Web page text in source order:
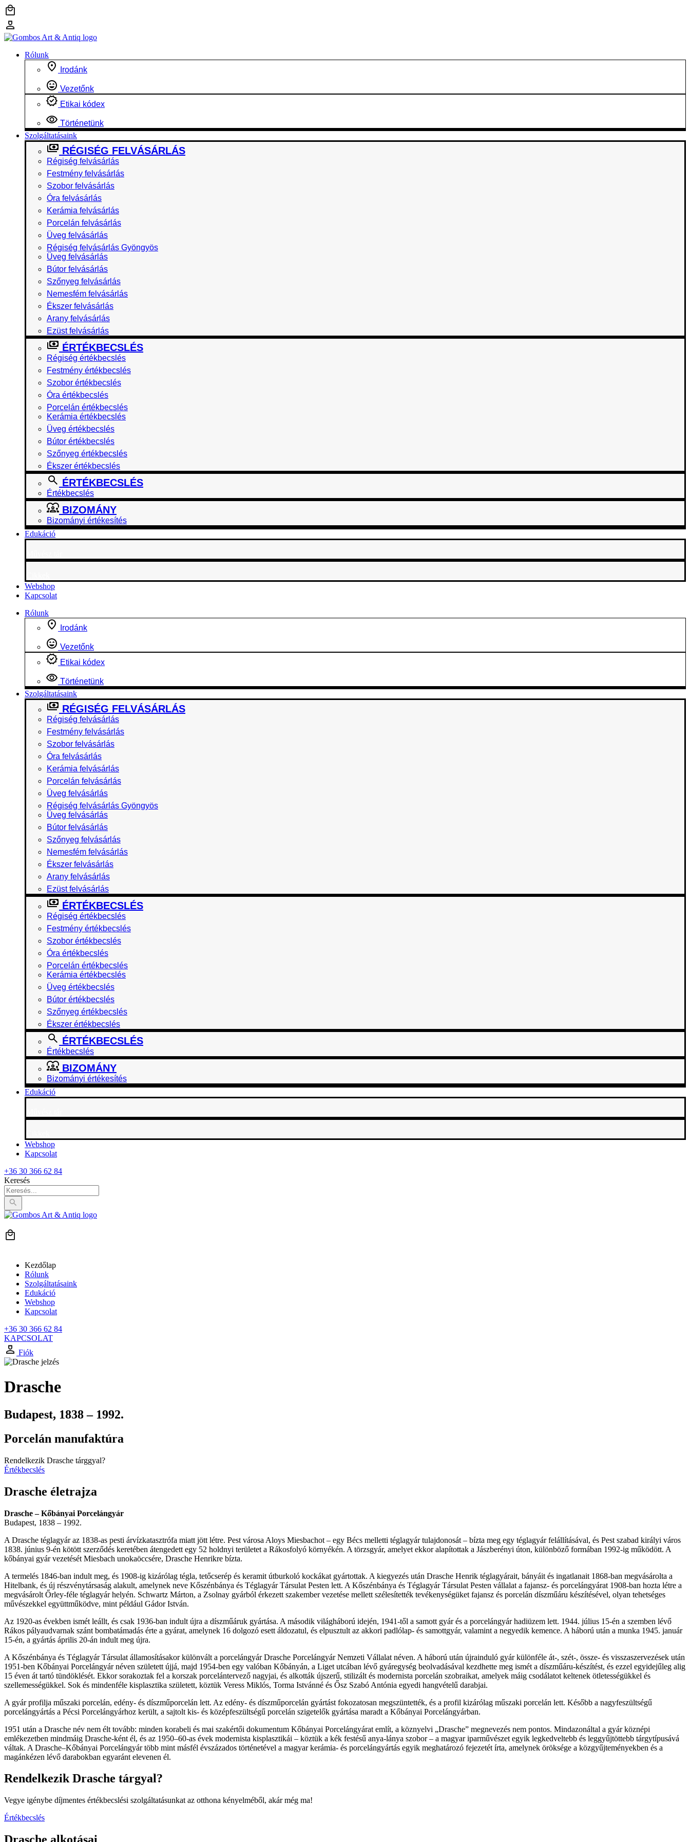
Ugrás
a
tartalomhoz
Rólunk
Irodánk
Vezetőnk
Etikai kódex
Történetünk
Szolgáltatásaink
RÉGISÉG FELVÁSÁRLÁS
Régiség felvásárlás
Festmény felvásárlás
Szobor felvásárlás
Óra felvásárlás
Kerámia felvásárlás
Porcelán felvásárlás
Üveg felvásárlás
Régiség felvásárlás Gyöngyös
Üveg felvásárlás
Bútor felvásárlás
Szőnyeg felvásárlás
Nemesfém felvásárlás
Ékszer felvásárlás
Arany felvásárlás
Ezüst felvásárlás
ÉRTÉKBECSLÉS
Régiség értékbecslés
Festmény értékbecslés
Szobor értékbecslés
Óra értékbecslés
Porcelán értékbecslés
Kerámia értékbecslés
Üveg értékbecslés
Bútor értékbecslés
Szőnyeg értékbecslés
Ékszer értékbecslés
ÉRTÉKBECSLÉS
Értékbecslés
BIZOMÁNY
Bizományi értékesítés
Edukáció
Webshop
Kapcsolat
Rólunk
Irodánk
Vezetőnk
Etikai kódex
Történetünk
Szolgáltatásaink
RÉGISÉG FELVÁSÁRLÁS
Régiség felvásárlás
Festmény felvásárlás
Szobor felvásárlás
Óra felvásárlás
Kerámia felvásárlás
Porcelán felvásárlás
Üveg felvásárlás
Régiség felvásárlás Gyöngyös
Üveg felvásárlás
Bútor felvásárlás
Szőnyeg felvásárlás
Nemesfém felvásárlás
Ékszer felvásárlás
Arany felvásárlás
Ezüst felvásárlás
ÉRTÉKBECSLÉS
Régiség értékbecslés
Festmény értékbecslés
Szobor értékbecslés
Óra értékbecslés
Porcelán értékbecslés
Kerámia értékbecslés
Üveg értékbecslés
Bútor értékbecslés
Szőnyeg értékbecslés
Ékszer értékbecslés
ÉRTÉKBECSLÉS
Értékbecslés
BIZOMÁNY
Bizományi értékesítés
Edukáció
Webshop
Kapcsolat
+36 30 366 62 84
Keresés
Kezdőlap
Rólunk
Szolgáltatásaink
Edukáció
Webshop
Kapcsolat
+36 30 366 62 84
KAPCSOLAT
Fiók
Drasche
Budapest, 1838 – 1992.
Porcelán manufaktúra
Rendelkezik Drasche tárggyal?
Értékbecslés
Drasche életrajza
Drasche – Kőbányai Porcelángyár
Budapest, 1838 – 1992.
A Drasche téglagyár az 1838-as pesti árvízkatasztrófa miatt jött létre. Pest városa Aloys Miesbachot – egy Bécs melletti téglagyár tulajdonosát – bízta meg egy téglagyár felállításával, és Pest szabad királyi város
1838. június 9-én kötött szerződés keretében átengedett egy 52 holdnyi területet a Rákosfolyó környékén. A törzsgyár, amelyet ekkor alapítottak a Jászberényi úton, különböző formában 1992-ig működött. A
kőbányai gyár vezetését Miesbach unokaöccsére, Drasche Henrikre bízta.
A termelés 1846-ban indult meg, és 1908-ig kizárólag tégla, tetőcserép és keramit útburkoló kockákat gyártottak. A kiegyezés után Drasche Henrik téglagyárait, bányáit és ingatlanait 1868-ban megvásárolta a
Hitelbank, és új részvénytársaság alakult, amelynek neve Kőszénbánya és Téglagyár Társulat Pesten lett. A Kőszénbánya és Téglagyár Társulat Pesten vállalat a fajansz- és porcelángyárat 1908-ban hozta létre a
megvásárolt Őrley-féle téglagyár helyén. Schwartz Márton, a Zsolnay gyárból érkezett szakember vezetése mellett szélesítették tevékenységüket fajansz és porcelán díszműáru készítésével, olyan tehetséges
művészekkel együttműködve, mint például Gádor István.
Az 1920-as években ismét leállt, és csak 1936-ban indult újra a díszműáruk gyártása. A második világháború idején, 1941-től a samott gyár és a porcelángyár hadiüzem lett. 1944. július 15-én a szemben lévő
Rákos pályaudvarnak szánt bombatámadás érte a gyárat, amelynek 16 dolgozó esett áldozatul, és elpusztult az akkori padlólap- és samottgyár, valamint a negyedik kemence. A háború után a munka 1945. január
15-én, a gyártás április 20-án indult meg újra.
A Kőszénbánya és Téglagyár Társulat államosításakor különvált a porcelángyár Drasche Porcelángyár Nemzeti Vállalat néven. A háború után újrainduló gyár különféle át-, szét-, össze- és visszaszervezések után
1951-ben Kőbányai Porcelángyár néven született újjá, majd 1954-ben egy valóban Kőbányán, a Liget utcában lévő gyáregység beolvadásával kezdhette meg ismét a díszműáru-készítést, és ezzel egyidejűleg alig
15 éven át tartó tündöklését. Ekkor sorakoztak fel a korszak porcelántervező nagyjai, és alkották újszerű, stilizált és modernista porcelán szobraikat, amelyek máig csodálatot keltenek ötletességükkel és
szellemességükkel. Sok és mindenféle kisplasztika született, köztük Veress Miklós, Torma Istvánné és Ősz Szabó Antónia egyedi hangvételű darabjai.
A gyár profilja műszaki porcelán, edény- és díszműporcelán lett. Az edény- és díszműporcelán gyártást fokozatosan megszüntették, és a profil kizárólag műszaki porcelán lett. Később a nagyfeszültségű
porcelángyártás a Pécsi Porcelángyárhoz került, a sajtolt kis- és középfeszültségű porcelán szigetelők gyártása maradt a Kőbányai Porcelángyárban.
1951 után a Drasche név nem élt tovább: minden korabeli és mai szakértői dokumentum Kőbányai Porcelángyárat említ, a köznyelvi „Drasche” megnevezés nem pontos. Mindazonáltal a gyár köznépi
emlékezetben mindmáig Drasche-ként él, és az 1950–60-as évek modernista kisplasztikái – köztük a kék festésű anya-lánya szobor – a magyar iparművészet egyik legkedveltebb és leggyűjtöttebb tárgytípusává
váltak. A Drasche–Kőbányai Porcelángyár több mint másfél évszázados történetével a magyar kerámia- és porcelángyártás egyik meghatározó fejezetét írta, amelynek öröksége a közgyűjteményekben és a
magánkézen lévő darabokban egyaránt elevenen él.
Rendelkezik Drasche tárgyal?
Vegye igénybe díjmentes értékbecslési szolgáltatásunkat az otthona kényelméből, akár még ma!
Értékbecslés